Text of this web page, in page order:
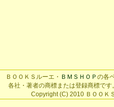
ＢＯＯＫＳルーエ・ ＢＭＳＨＯＰ の各
各社・著者の商標または登録商標で
Copyright (C) 2010 ＢＯＯ